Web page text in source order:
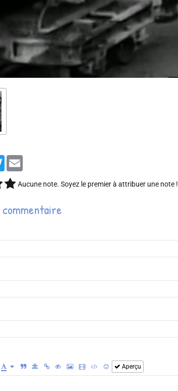
Twitter
Aucune note. Soyez le premier à attribuer une note !
Aperçu